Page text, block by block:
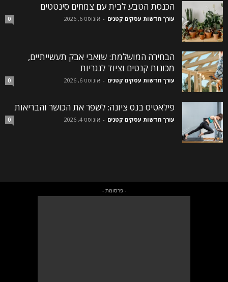
הכנסת הטבע לבית עם צמחים סינטטים
עורך חדשות עסקים קטנים - אוגוסט 6, 2026 0
הבחירה המושלמת: שואבי אבק תעשייתיים,
מכונות קנטים וציוד לנגריות
עורך חדשות עסקים קטנים - אוגוסט 6, 2026 0
פילאטיס בנס ציונה: לשפר את הכושר והבריאות
עורך חדשות עסקים קטנים - אוגוסט 4, 2026 0
- פרסומת -